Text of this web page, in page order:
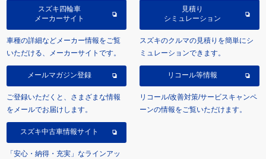
スズキ四輪車
メーカーサイト
車種の詳細などメーカー情報をご覧
いただける、メーカーサイトです。
見積り
シミュレーション
スズキのクルマの見積りを簡単にシ
ミュレーションできます。
メールマガジン登録
ご登録いただくと、さまざまな情報
をメールでお届けします。
リコール等情報
リコール/改善対策/サービスキャンペ
ーンの情報をご覧いただけます。
スズキ中古車情報サイト
「安心・納得・充実」なラインアッ